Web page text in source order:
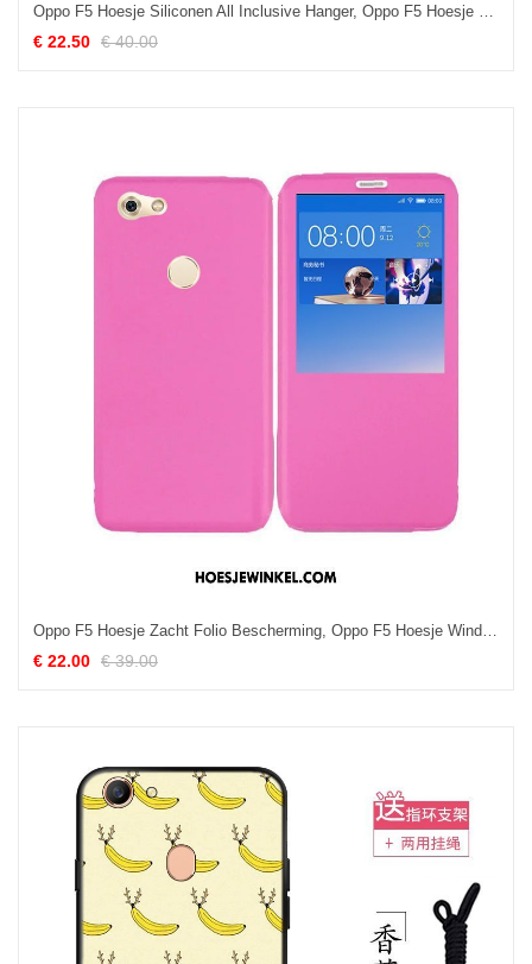
Oppo F5 Hoesje Siliconen All Inclusive Hanger, Oppo F5 Hoesje Mobiele Telefoon Anti-fall
€ 22.50 € 40.00
Oppo F5 Hoesje Zacht Folio Bescherming, Oppo F5 Hoesje Windows Rood
€ 22.00 € 39.00